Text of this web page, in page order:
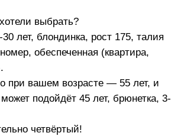
выбрать?
лет, блондинка, рост 175, талия
обеспеченная (квартира,
при вашем возрасте — 55 лет, и
подойдёт 45 лет, брюнетка, 3-
четвёртый!